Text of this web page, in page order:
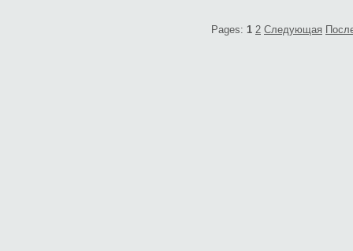
Pages: 1 2 Следующая